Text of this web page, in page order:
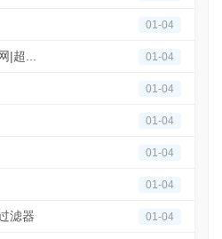
01-04
|超... 01-04
01-04
01-04
01-04
01-04
滤器 01-04